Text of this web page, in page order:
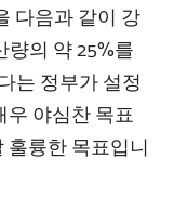
다음과 같이 강
량의 약 25%를
는 정부가 설정
우 야심찬 목표
훌륭한 목표입니